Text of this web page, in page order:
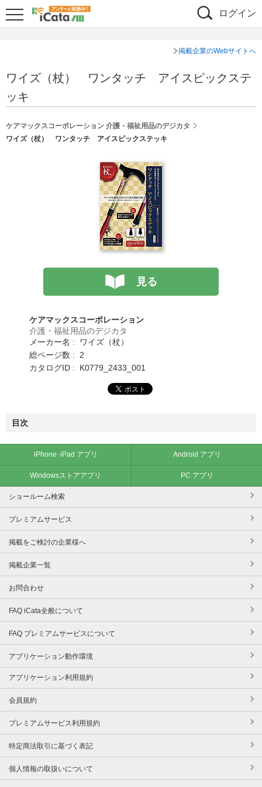
ログイン
掲載企業のWebサイトへ
ワイズ（杖） ワンタッチ アイスピックステ
ッキ
ケアマックスコーポレーション 介護・福祉用品のデジカタ
ワイズ（杖） ワンタッチ アイスピックステッキ
見る
ケアマックスコーポレーション
介護・福祉用品のデジカタ
メーカー名 : ワイズ（杖）
総ページ数 : 2
カタログID : K0779_2433_001
目次
iPhone･iPad アプリ Android アプリ
Windowsストアアプリ PC アプリ
ショールーム検索
プレミアムサービス
掲載をご検討の企業様へ
掲載企業一覧
お問合わせ
FAQ iCata全般について
FAQ プレミアムサービスについて
アプリケーション動作環境
アプリケーション利用規約
会員規約
プレミアムサービス利用規約
特定商法取引に基づく表記
個人情報の取扱いについて